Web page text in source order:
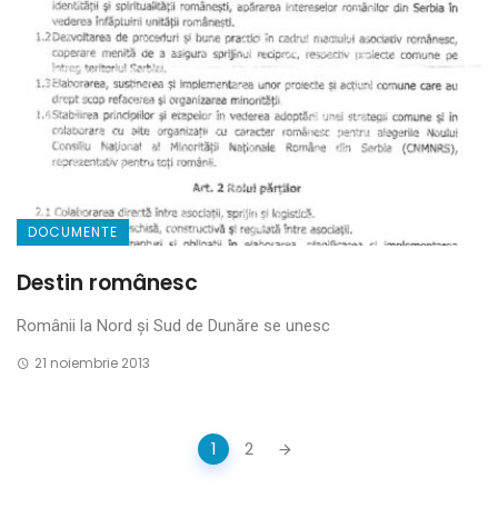
DOCUMENTE
Destin românesc
Românii la Nord și Sud de Dunăre se unesc
21 noiembrie 2013
1 2